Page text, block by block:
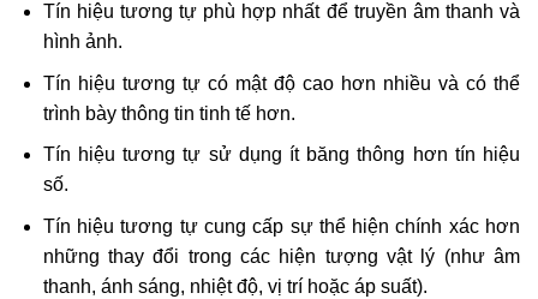
Tín hiệu tương tự phù hợp nhất để truyền âm thanh và
hình ảnh.
Tín hiệu tương tự có mật độ cao hơn nhiều và có thể
trình bày thông tin tinh tế hơn.
Tín hiệu tương tự sử dụng ít băng thông hơn tín hiệu
số.
Tín hiệu tương tự cung cấp sự thể hiện chính xác hơn
những thay đổi trong các hiện tượng vật lý (như âm
thanh, ánh sáng, nhiệt độ, vị trí hoặc áp suất).